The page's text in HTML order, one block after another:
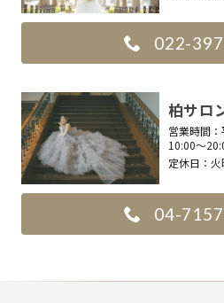
022-
柏サ
営業時間：
10:00〜
定休日： 火
04-